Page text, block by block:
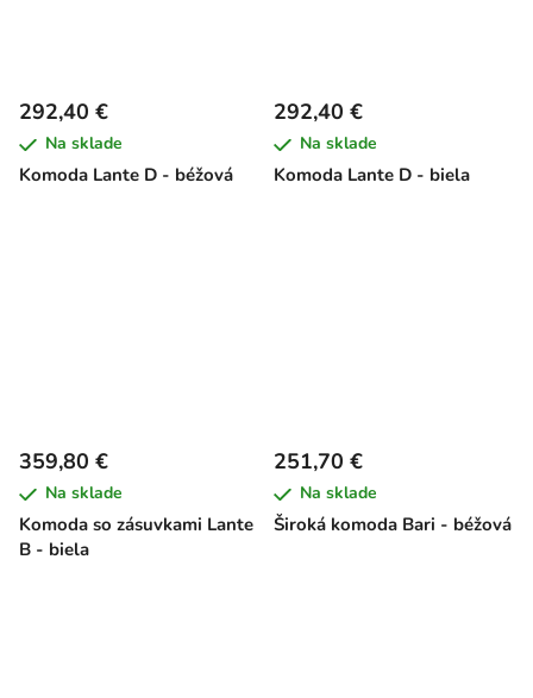
Komoda Lante D - béžová
292,40 €
Na sklade
Komoda Lante D - biela
292,40 €
Na sklade
Komoda so zásuvkami Lante
B - biela
359,80 €
Na sklade
Široká komoda Bari - béžová
251,70 €
Na sklade